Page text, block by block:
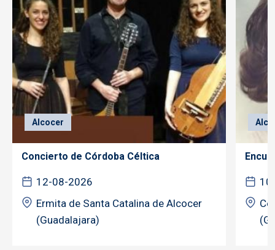
Alcocer
Concierto de Córdoba Céltica
12-08-2026
Ermita de Santa Catalina de Alcocer
(Guadalajara)